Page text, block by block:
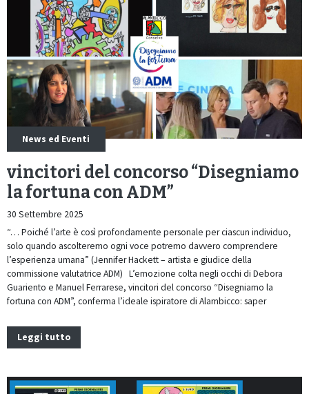
News ed Eventi
vincitori del concorso “Disegniamo
la fortuna con ADM”
30 Settembre 2025
“… Poiché l’arte è così profondamente personale per ciascun individuo,
solo quando ascolteremo ogni voce potremo davvero comprendere
l’esperienza umana” (Jennifer Hackett – artista e giudice della
commissione valutatrice ADM) L’emozione colta negli occhi di Debora
Guariento e Manuel Ferrarese, vincitori del concorso “Disegniamo la
fortuna con ADM”, conferma l’ideale ispiratore di Alambicco: saper
Leggi tutto